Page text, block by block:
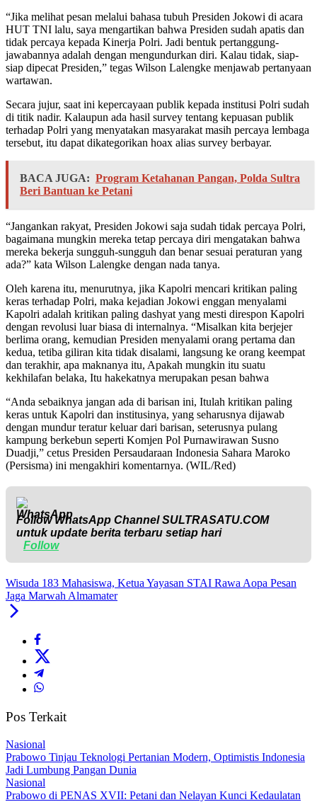
“Jika melihat pesan melalui bahasa tubuh Presiden Jokowi di acara
HUT TNI lalu, saya mengartikan bahwa Presiden sudah apatis dan
tidak percaya kepada Kinerja Polri. Jadi bentuk pertanggung-
jawabannya adalah dengan mengundurkan diri. Kalau tidak, siap-
siap dipecat Presiden,” tegas Wilson Lalengke menjawab pertanyaan
wartawan.
Secara jujur, saat ini kepercayaan publik kepada institusi Polri sudah
di titik nadir. Kalaupun ada hasil survey tentang kepuasan publik
terhadap Polri yang menyatakan masyarakat masih percaya lembaga
tersebut, itu dapat dikategorikan hoax alias survey berbayar.
BACA JUGA: Program Ketahanan Pangan, Polda Sultra
Beri Bantuan ke Petani
“Jangankan rakyat, Presiden Jokowi saja sudah tidak percaya Polri,
bagaimana mungkin mereka tetap percaya diri mengatakan bahwa
mereka bekerja sungguh-sungguh dan benar sesuai peraturan yang
ada?” kata Wilson Lalengke dengan nada tanya.
Oleh karena itu, menurutnya, jika Kapolri mencari kritikan paling
keras terhadap Polri, maka kejadian Jokowi enggan menyalami
Kapolri adalah kritikan paling dashyat yang mesti direspon Kapolri
dengan revolusi luar biasa di internalnya. “Misalkan kita berjejer
berlima orang, kemudian Presiden menyalami orang pertama dan
kedua, tetiba giliran kita tidak disalami, langsung ke orang keempat
dan terakhir, apa maknanya itu, Apakah mungkin itu suatu
kekhilafan belaka, Itu hakekatnya merupakan pesan bahwa
“Anda sebaiknya jangan ada di barisan ini, Itulah kritikan paling
keras untuk Kapolri dan institusinya, yang seharusnya dijawab
dengan mundur teratur keluar dari barisan, seterusnya pulang
kampung berkebun seperti Komjen Pol Purnawirawan Susno
Duadji,” cetus Presiden Persaudaraan Indonesia Sahara Maroko
(Persisma) ini mengakhiri komentarnya. (WIL/Red)
Follow WhatsApp ChannelSULTRASATU.COM
untuk update berita terbaru setiap hari
Follow
Wisuda 183 Mahasiswa, Ketua Yayasan STAI Rawa Aopa Pesan
Jaga Marwah Almamater
Pos Terkait
Nasional
Prabowo Tinjau Teknologi Pertanian Modern, Optimistis Indonesia
Jadi Lumbung Pangan Dunia
Nasional
Prabowo di PENAS XVII: Petani dan Nelayan Kunci Kedaulatan